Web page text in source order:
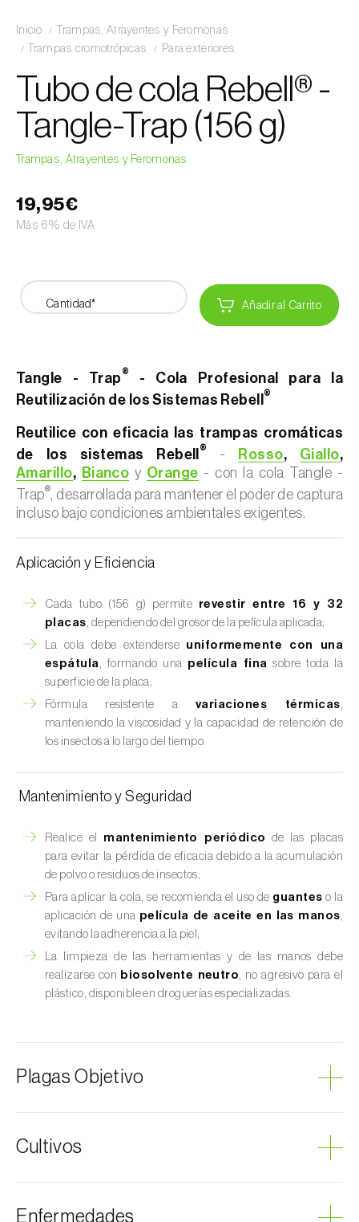
Inicio
Trampas, Atrayentes y Feromonas
Trampas cromotrópicas
Para exteriores
Tubo de cola Rebell® -
Tangle-Trap (156 g)
Trampas, Atrayentes y Feromonas
19,95€
Más 6% de IVA
Cantidad* Añadir al Carrito
Tangle - Trap ® - Cola Profesional para la
Reutilización de los Sistemas Rebell
®
Reutilice con eficacia las trampas cromáticas
de los sistemas Rebell
® - Rosso, Giallo,
Amarillo, Bianco y Orange - con la cola Tangle -
Trap®, desarrollada para mantener el poder de captura
incluso bajo condiciones ambientales exigentes.
Aplicación y Eficiencia
Cada tubo (156 g) permite revestir entre 16 y 32
placas , dependiendo del grosor de la película aplicada;
La cola debe extenderse uniformemente con una
espátula
, formando una película fina sobre toda la
superficie de la placa;
Fórmula resistente avariaciones térmicas
manteniendo la viscosidad y la capacidad de retención de
los insectos a lo largo del tiempo.
Mantenimiento y Seguridad
Realice el mantenimiento periódico de las placas
para evitar la pérdida de eficacia debido a la acumulación
de polvo o residuos de insectos;
Para aplicar la cola, se recomienda el uso de guantes o la
aplicación de una película de aceite en las manos,
evitando la adherencia a la piel;
La limpieza de las herramientas y de las manos debe
realizarse con biosolvente neutro, no agresivo para el
plástico, disponible en droguerías especializadas.
Plagas Objetivo
Cochinilla roja de los cítricos
Escarabajo del frambueso
Cultivos
Calabaza
Enfermedades